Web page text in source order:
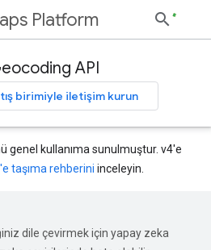
Platform
API
birimiyle iletişim kurun
genel kullanıma sunulmuştur. v4'e
taşıma rehberini inceleyin.
dile çevirmek için yapay zeka